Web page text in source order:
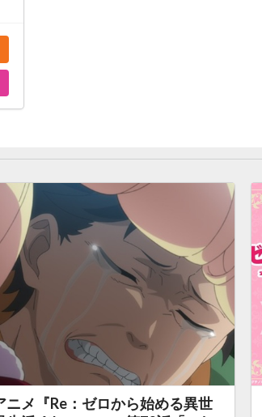
ニメ『Re：ゼロから始める異世